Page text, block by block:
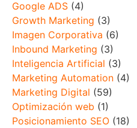
Google ADS (4)
Growth Marketing (3)
Imagen Corporativa (6)
Inbound Marketing (3)
Inteligencia Artificial (3)
Marketing Automation (4)
Marketing Digital (59)
Optimización web (1)
Posicionamiento SEO (18)